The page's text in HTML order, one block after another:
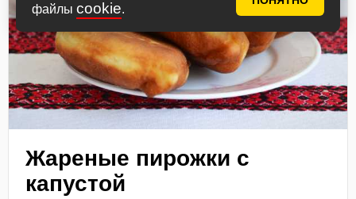
файлы cookie.
Жареные пирожки с
капустой